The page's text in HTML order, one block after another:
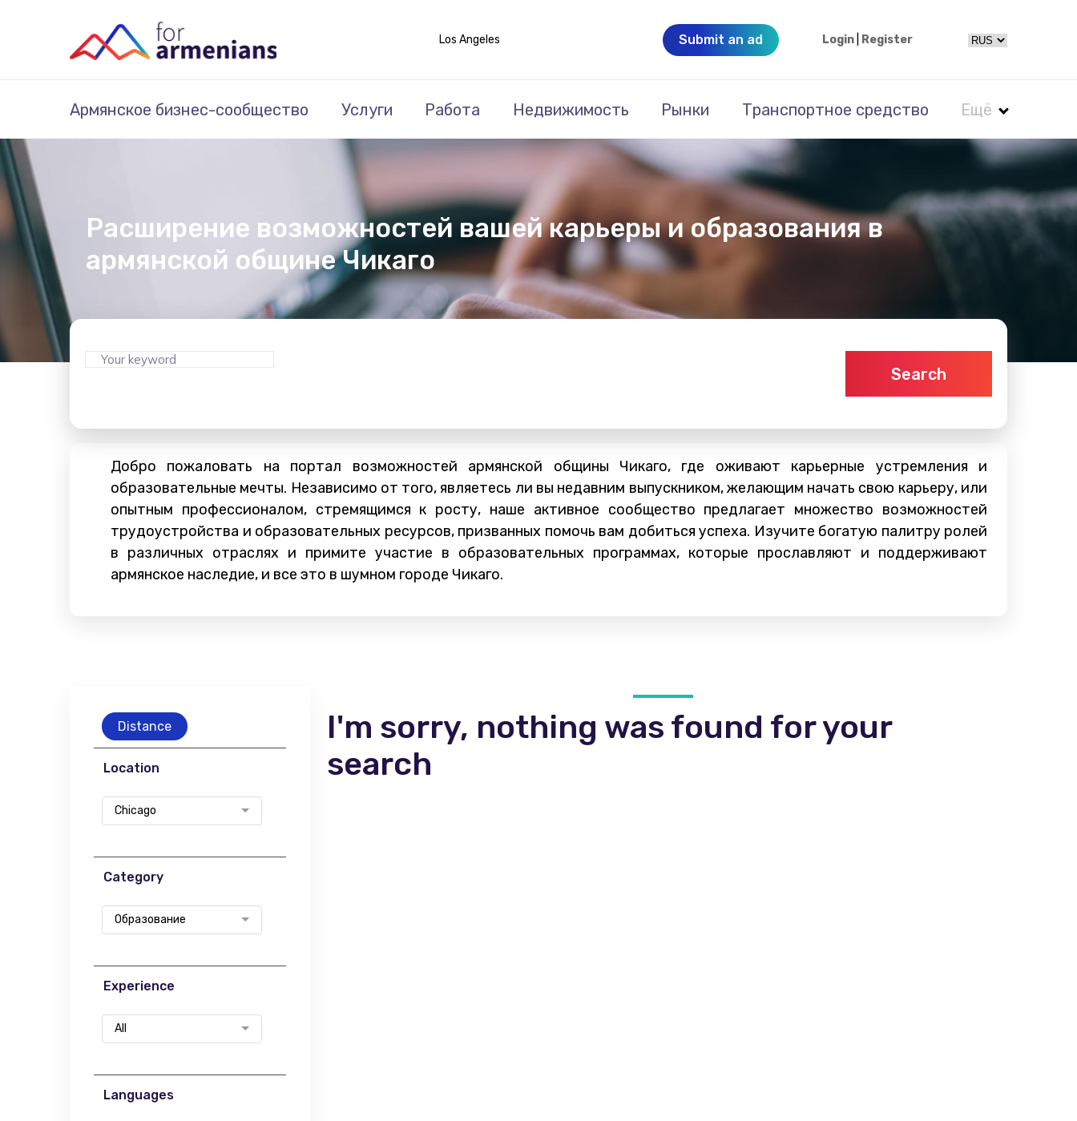
Los Angeles Submit an ad Login Register
Армянское бизнес-сообщество Услуги Работа Недвижимость Рынки Транспортное средство Ещё
Расширение возможностей вашей карьеры и образования в
армянской общине Чикаго
Search
Добро пожаловать на портал возможностей армянской общины Чикаго, где оживают карьерные устремления и
образовательные мечты. Независимо от того, являетесь ли вы недавним выпускником, желающим начать свою карьеру, или
опытным профессионалом, стремящимся к росту, наше активное сообщество предлагает множество возможностей
трудоустройства и образовательных ресурсов, призванных помочь вам добиться успеха. Изучите богатую палитру ролей
в различных отраслях и примите участие в образовательных программах, которые прославляют и поддерживают
армянское наследие, и все это в шумном городе Чикаго.
Distance
Location
Chicago
Category
Образование
Experience
All
Languages
I'm sorry, nothing was found for your
search